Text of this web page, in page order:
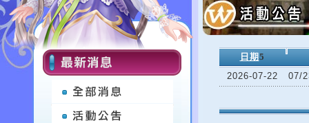
日期 5
2026-07-22
07/